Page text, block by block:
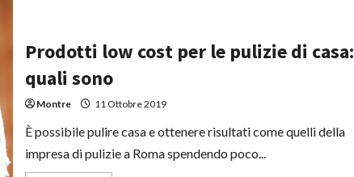
Prodotti low cost per le pulizie di casa:
quali sono
Montre 11 Ottobre 2019
È possibile pulire casa e ottenere risultati come quelli della
impresa di pulizie a Roma spendendo poco...